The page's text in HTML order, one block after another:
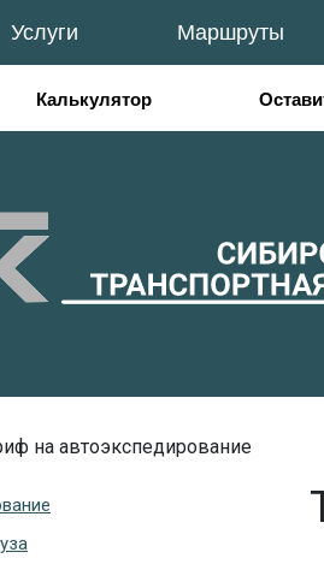
Услуги Маршруты
Калькулятор
на автоэкспедирование